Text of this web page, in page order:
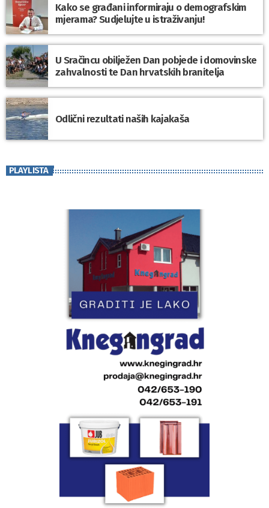
Kako se građani informiraju o demografskim
mjerama? Sudjelujte u istraživanju!
U Sračincu obilježen Dan pobjede i domovinske
zahvalnosti te Dan hrvatskih branitelja
Odlični rezultati naših kajakaša
PLAYLISTA